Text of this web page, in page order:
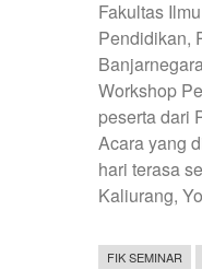
Fakultas
Pendidikan,
Workshop
peserta dari
Acara yang
hari terasa
Kaliurang,
FIK SEMINAR